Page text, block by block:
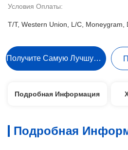
Условия Оплаты:
T/T, Western Union, L/C, Moneygram,
Получите Самую Лучшую Цену
Подробная Информация
Подробная